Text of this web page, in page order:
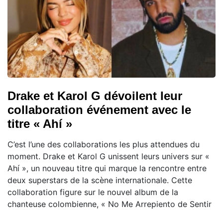
Drake et Karol G dévoilent leur
collaboration événement avec le
titre « Ahí »
C’est l’une des collaborations les plus attendues du
moment. Drake et Karol G unissent leurs univers sur «
Ahí », un nouveau titre qui marque la rencontre entre
deux superstars de la scène internationale. Cette
collaboration figure sur le nouvel album de la
chanteuse colombienne, « No Me Arrepiento de Sentir